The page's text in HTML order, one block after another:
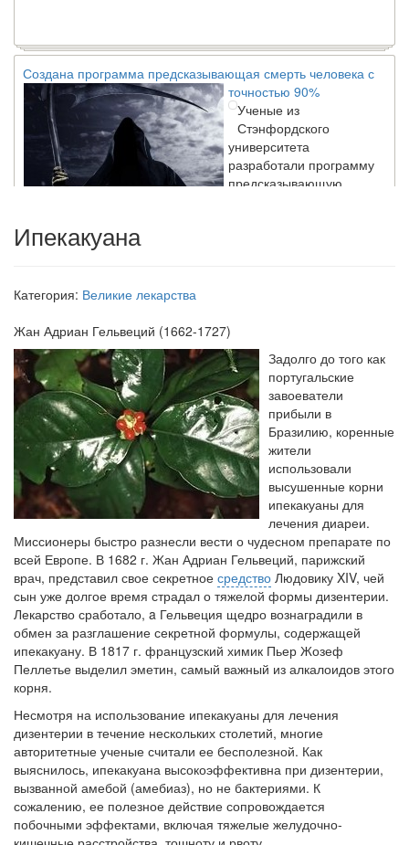
Создана программа предсказывающая смерть человека с
точностью 90%
Ученые из
Стэнфордского
университета
разработали программу
предсказывающую
смерть человека с
опровергла
сообщение о падении
доходов медицинских
работников в
ближайшие годы. Она
заявила об этом на
встрече с журналистами ведущих...
Местная анестезия развивает кардиотоксичность
Федеральная служба по
надзору в сфере
здравоохранения озвучила
тревожную статистику. Она
касаются увеличения риска
острой кардиотоксичности и
роста сопутствующих
осложнений от...
Закон о праве родителей находиться с детьми в
реанимации внесен в Госдуму
Соответствующий
законопроект внесен в
палату на
рассмотрение. Суть его
заключается в
Ипекакуана
Категория: Великие лекарства
Жан Адриан Гельвеций (1662-1727)
Задолго до того как
португальские
завоеватели
прибыли в
Бразилию, коренные
жители
использовали
высушенные корни
ипекакуаны для
лечения диареи.
Миссионеры быстро разнесли вести о чудесном препарате по
всей Европе. В 1682 г. Жан Адриан Гельвеций, парижский
врач, представил свое секретное средство Людовику XIV, чей
сын уже долгое время страдал о тяжелой формы дизентерии.
Лекарство сработало, a Гельвеция щедро вознаградили в
обмен за разглашение секретной формулы, содержащей
ипекакуану. В 1817 г. французский химик Пьер Жозеф
Пеллетье выделил эметин, самый важный из алкалоидов этого
корня.
Несмотря на использование ипекакуаны для лечения
дизентерии в течение нескольких столетий, многие
авторитетные ученые считали ее бесполезной. Как
выяснилось, ипекакуана высокоэффективна при дизентерии,
вызванной амебой (амебиаз), но не бактериями. К
сожалению, ее полезное действие сопровождается
побочными эффектами, включая тяжелые желудочно-